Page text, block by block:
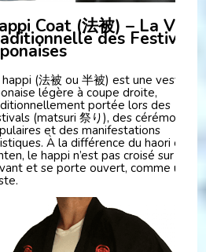
Coat (法被) – La
des Festivités
(法被 ou 半被) est une veste
légère à coupe droite,
portée lors des
(matsuri 祭り), des cérémonies
et des manifestations
À la différence du haori ou du
le happi n’est pas croisé sur le
et se porte ouvert, comme une